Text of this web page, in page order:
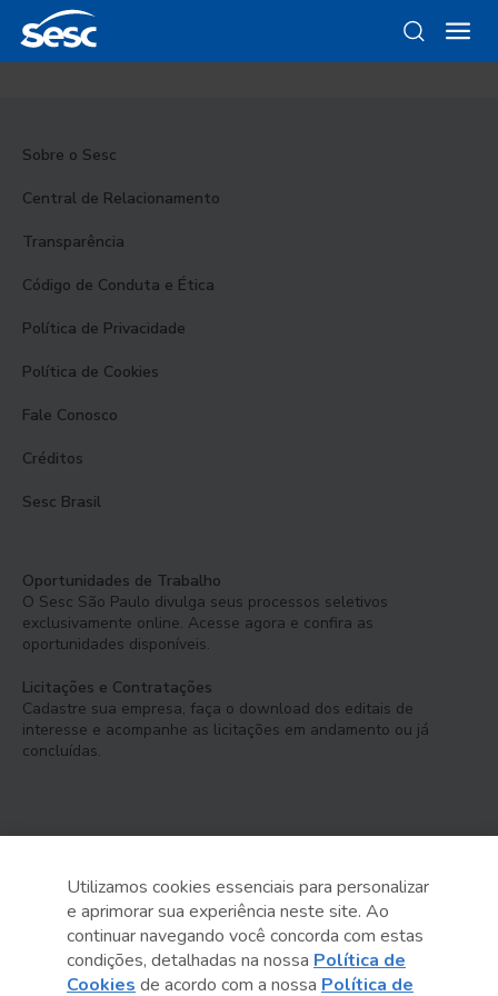
Sobre o Sesc
Central de Relacionamento
Transparência
Código de Conduta e Ética
Política de Privacidade
Política de Cookies
Fale Conosco
Créditos
Sesc Brasil
Oportunidades de Trabalho
O Sesc São Paulo divulga seus processos seletivos
exclusivamente online. Acesse agora e confira as
oportunidades disponíveis.
Licitações e Contratações
Cadastre sua empresa, faça o download dos editais de
interesse e acompanhe as licitações em andamento ou já
concluídas.
Serviço Social do Comércio
Administração Regional no Estado de São Paulo
Utilizamos cookies essenciais para personalizar
e aprimorar sua experiência neste site. Ao
continuar navegando você concorda com estas
condições, detalhadas na nossa Política de
Cookies de acordo com a nossa Política de